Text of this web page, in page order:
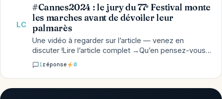
LC
#Cannes2024 : le jury du 77ᵉ Festival monte
les marches avant de dévoiler leur
palmarès
Une vidéo à regarder sur l’article — venez en
discuter !Lire l’article complet →Qu’en pensez-vous ?
Le fil ci-dessous est commun avec les
commentaires…
1réponse 0